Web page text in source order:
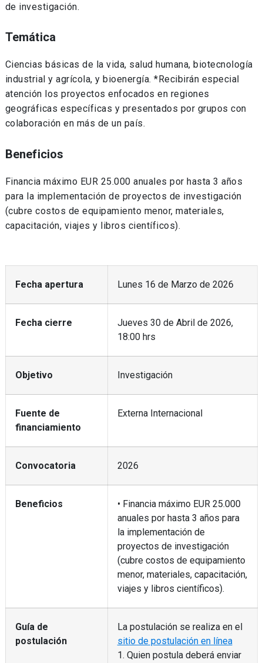
de investigación.
Temática
Ciencias básicas de la vida, salud humana, biotecnología
industrial y agrícola, y bioenergía. *Recibirán especial
atención los proyectos enfocados en regiones
geográficas específicas y presentados por grupos con
colaboración en más de un país.
Beneficios
Financia máximo EUR 25.000 anuales por hasta 3 años
para la implementación de proyectos de investigación
(cubre costos de equipamiento menor, materiales,
capacitación, viajes y libros científicos).
Fecha apertura Lunes 16 de Marzo de 2026
Fecha cierre
Jueves 30 de Abril de 2026,
18:00 hrs
Objetivo Investigación
Fuente de
financiamiento
Externa Internacional
Convocatoria 2026
Beneficios
• Financia máximo EUR 25.000
anuales por hasta 3 años para
la implementación de
proyectos de investigación
(cubre costos de equipamiento
menor, materiales, capacitación,
viajes y libros científicos).
Guía de
postulación
La postulación se realiza en el
sitio de postulación en línea
1. Quien postula deberá enviar